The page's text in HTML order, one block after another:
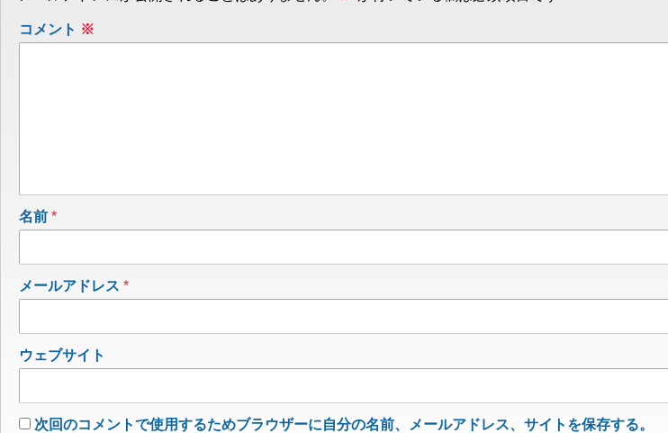
コメント ※
名前 *
メールアドレス *
ウェブサイト
次回のコメントで使用するためブラウザーに自分の名前、メールアドレス、サイトを保存する。